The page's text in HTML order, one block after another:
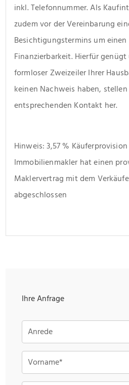
inkl. Telefonnummer. Als
zudem vor der Vereinbarung
Besichtigungstermins um
Finanzierbarkeit. Hierfür
formloser Zweizeiler Ihrer
keinen Nachweis haben,
entsprechenden Kontakt her.
Hinweis: 3,57 %
Immobilienmakler hat einen
Maklervertrag mit dem
abgeschlossen
Ihre Anfrage
Anrede
Vorname*